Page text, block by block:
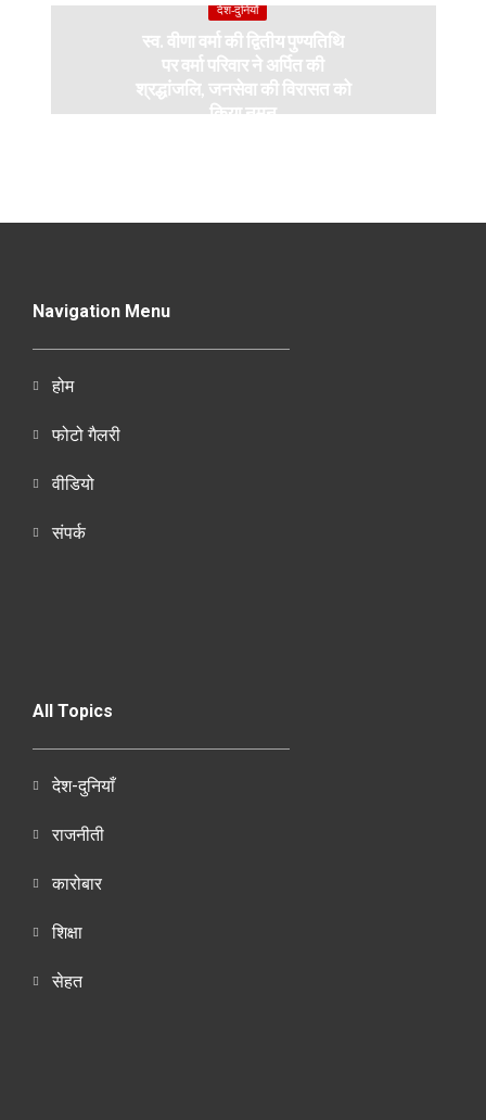
देश-दुनियाँ
स्व. वीणा वर्मा की द्वितीय पुण्यतिथि
पर वर्मा परिवार ने अर्पित की
श्रद्धांजलि, जनसेवा की विरासत को
किया नमन
Navigation Menu
होम
फोटो गैलरी
वीडियो
संपर्क
All Topics
देश-दुनियाँ
राजनीती
कारोबार
शिक्षा
सेहत